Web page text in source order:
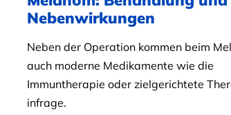
Nebenwirkungen
Neben der Operation kommen beim
auch moderne Medikamente wie die
Immuntherapie oder zielgerichtete
infrage.